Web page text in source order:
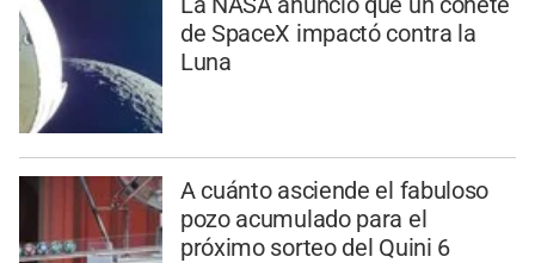
de SpaceX impactó contra la
Luna
A cuánto asciende el fabuloso
pozo acumulado para el
próximo sorteo del Quini 6